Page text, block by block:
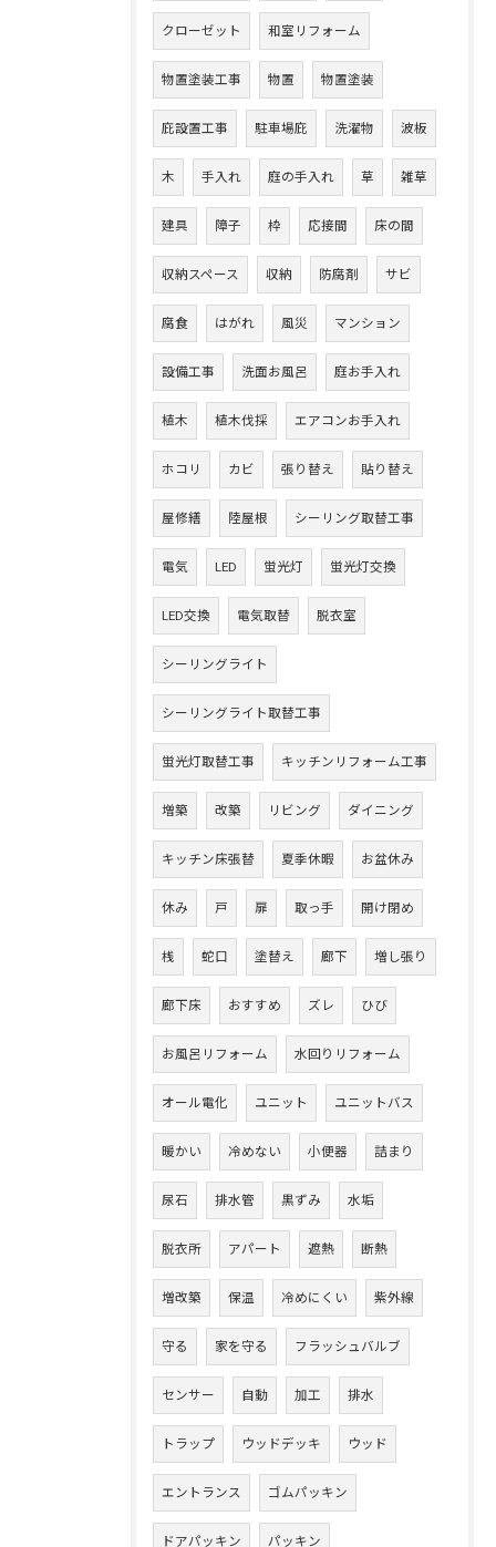
クローゼット 和室リフォーム
物置塗装工事 物置 物置塗装
庇設置工事 駐車場庇 洗濯物 波板
木 手入れ 庭の手入れ 草 雑草
建具 障子 枠 応接間 床の間
収納スペース 収納 防腐剤 サビ
腐食 はがれ 風災 マンション
設備工事 洗面お風呂 庭お手入れ
植木 植木伐採 エアコンお手入れ
ホコリ カビ 張り替え 貼り替え
屋修繕 陸屋根 シーリング取替工事
電気 LED 蛍光灯 蛍光灯交換
LED交換 電気取替 脱衣室
シーリングライト
シーリングライト取替工事
蛍光灯取替工事 キッチンリフォーム工事
増築 改築 リビング ダイニング
キッチン床張替 夏季休暇 お盆休み
休み 戸 扉 取っ手 開け閉め
桟 蛇口 塗替え 廊下 増し張り
廊下床 おすすめ ズレ ひび
お風呂リフォーム 水回りリフォーム
オール電化 ユニット ユニットバス
暖かい 冷めない 小便器 詰まり
尿石 排水管 黒ずみ 水垢
脱衣所 アパート 遮熱 断熱
増改築 保温 冷めにくい 紫外線
守る 家を守る フラッシュバルブ
センサー 自動 加工 排水
トラップ ウッドデッキ ウッド
エントランス ゴムパッキン
ドアパッキン パッキン